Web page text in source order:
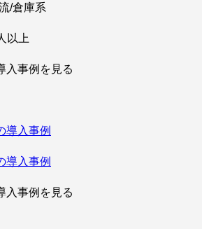
/倉庫系
以上
入事例を見る
導入事例
導入事例
入事例を見る